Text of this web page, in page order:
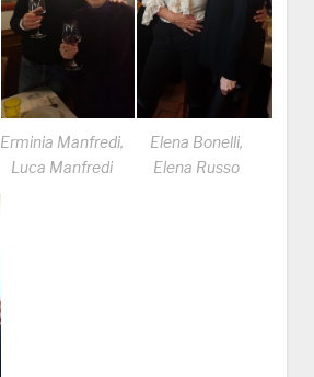
Erminia Manfredi,
Luca Manfredi
Elena Bonelli,
Elena Russo